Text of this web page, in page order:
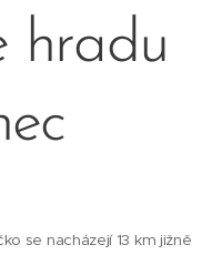
hradu
se nacházejí 13 km jižně